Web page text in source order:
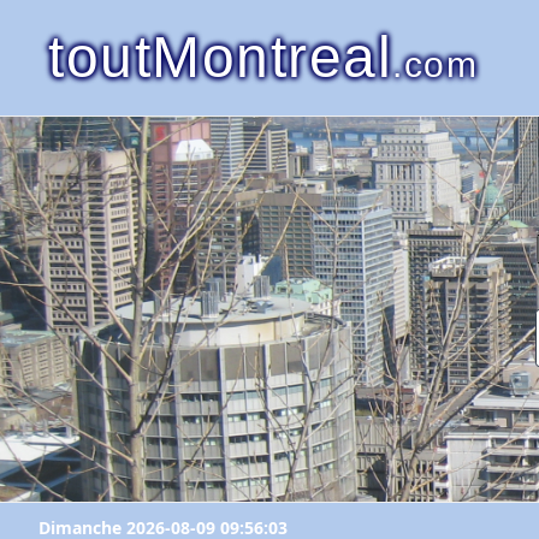
toutMontreal.com
Dimanche 2026-08-09 09:56:03